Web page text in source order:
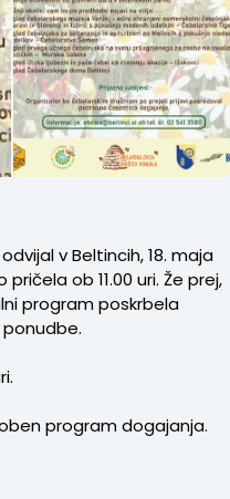
v Beltincih, 18. maja
ob 11.00 uri. Že prej,
program poskrbela
program dogajanja.